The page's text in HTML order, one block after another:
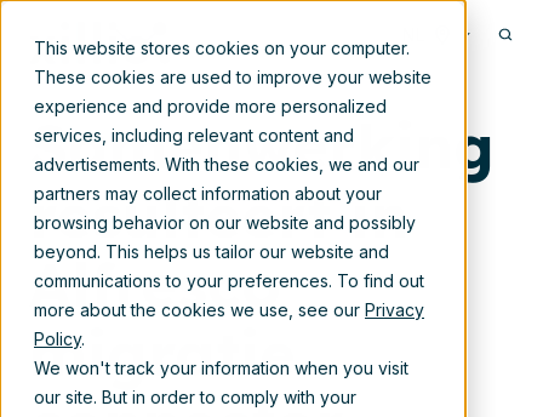
This website stores cookies on your computer.
These cookies are used to improve your website
experience and provide more personalized
services, including relevant content and
advertisements. With these cookies, we and our
partners may collect information about your
browsing behavior on our website and possibly
beyond. This helps us tailor our website and
communications to your preferences. To find out
more about the cookies we use, see our Privacy
Policy.
We won't track your information when you visit
our site. But in order to comply with your
Samenwerking
resulteert in
Alfresco
migratie